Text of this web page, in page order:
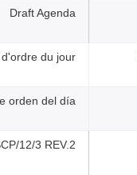
Draft Agenda
d'ordre du jour
orden del día
12/3 REV.2